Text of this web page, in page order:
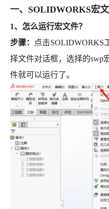
一、SOLIDWORKS宏
1、怎么运行宏文件？
步骤：
点击SOLIDWORKS
择文件对话框，选择的swp
件就可以运行了。